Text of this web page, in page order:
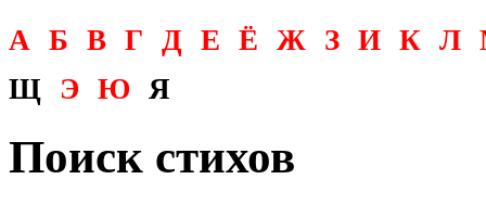
А Б В Г Д Е Ё Ж З И К Л
Щ
Э Ю Я
Поиск стихов